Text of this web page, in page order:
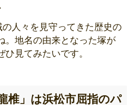
人々を見守ってきた歴史の
。地名の由来となった塚が
見てみたいです。
椎」は浜松市屈指のパ